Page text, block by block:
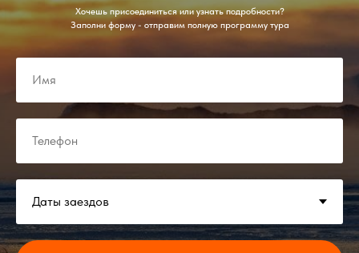
Хочешь присоединиться или узнать подробности?
Заполни форму - отправим полную программу тура